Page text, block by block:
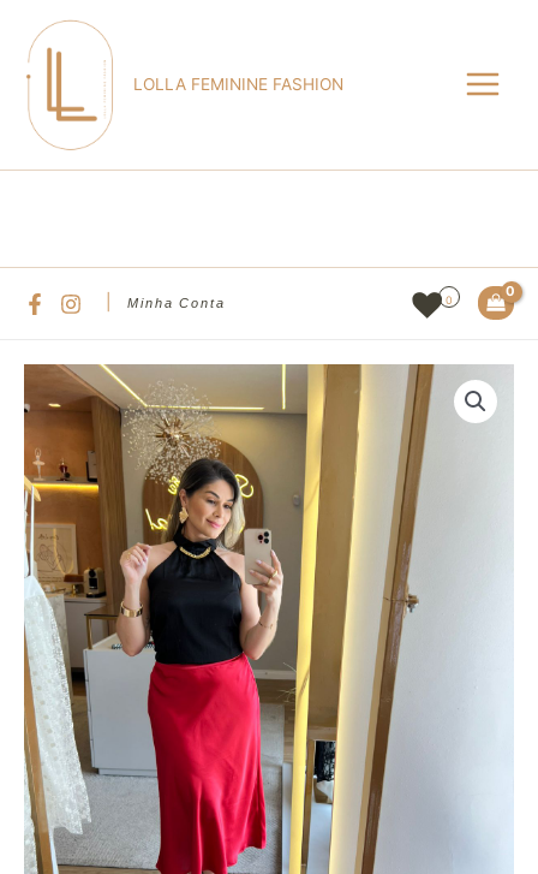
para
LOLLA FEMININE FASHION
Minha Conta 0
Saia
Eleonora
quantidade